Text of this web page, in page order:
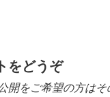
をどうぞ
をご希望の方はそ